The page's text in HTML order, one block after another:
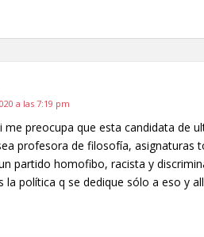
a las 7:19 pm
me preocupa que esta candidata de
profesora de filosofía, asignaturas
partido homofibo, racista y
la política q se dedique sólo a eso y